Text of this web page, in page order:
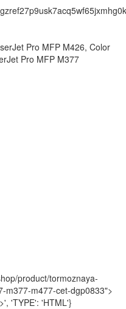
Pro MFP M426, Color
Pro MFP M377
product/tormoznaya-
m377-m477-cet-dgp0833">
'TYPE': 'HTML'}